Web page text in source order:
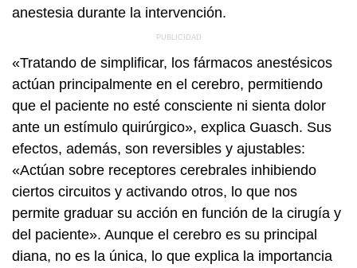
anestesia durante la intervención.
«Tratando de simplificar, los fármacos anestésicos
actúan principalmente en el cerebro, permitiendo
que el paciente no esté consciente ni sienta dolor
ante un estímulo quirúrgico», explica Guasch. Sus
efectos, además, son reversibles y ajustables:
«Actúan sobre receptores cerebrales inhibiendo
ciertos circuitos y activando otros, lo que nos
permite graduar su acción en función de la cirugía y
del paciente». Aunque el cerebro es su principal
diana, no es la única, lo que explica la importancia